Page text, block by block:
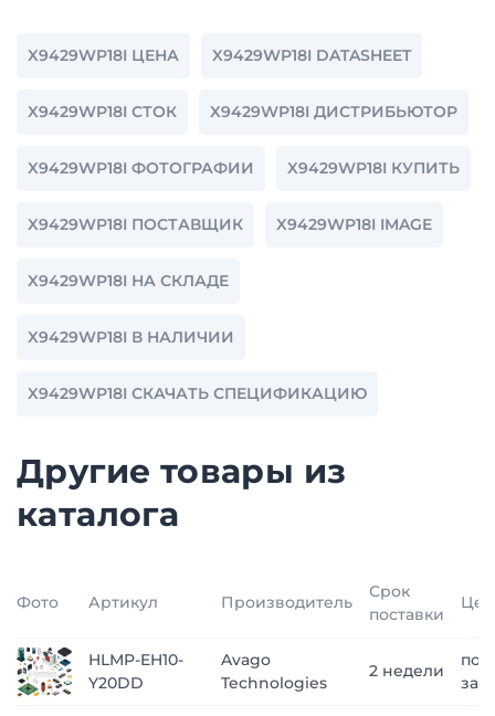
X9429WP18I ЦЕНА X9429WP18I DATASHEET
X9429WP18I СТОК X9429WP18I ДИСТРИБЬЮТОР
X9429WP18I ФОТОГРАФИИ X9429WP18I КУПИТЬ
X9429WP18I ПОСТАВЩИК X9429WP18I IMAGE
X9429WP18I НА СКЛАДЕ
X9429WP18I В НАЛИЧИИ
X9429WP18I СКАЧАТЬ СПЕЦИФИКАЦИЮ
Другие товары из
каталога
Фото Артикул Производитель
Срок
поставки
HLMP-EH10-
Y20DD
Avago
Technologies
2 недели
по